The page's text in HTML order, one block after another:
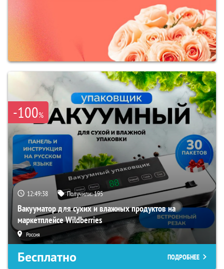
-100%
12:49:37 Получили:195
Вакууматор для сухих и влажных продуктов на
маркетплейсе Wildberries
Россия
Бесплатно ПОДРОБНЕЕ